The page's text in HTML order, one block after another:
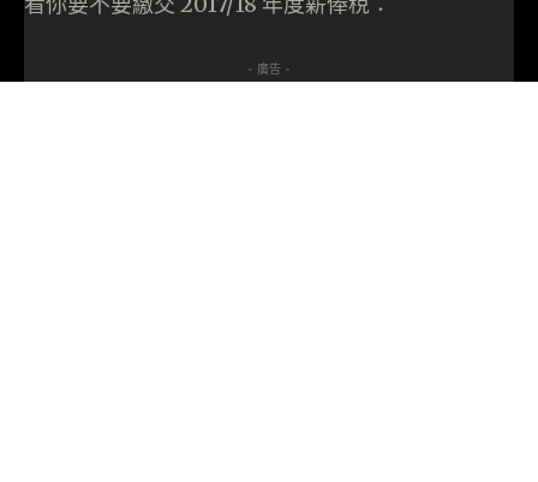
- 廣告 -